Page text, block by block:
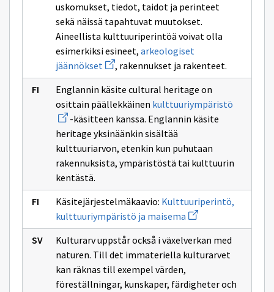
uskomukset, tiedot, taidot ja perinteet
sekä näissä tapahtuvat muutokset.
Aineellista kulttuuriperintöä voivat olla
esimerkiksi esineet, arkeologiset
jäännökset Avaa
uuden
ikkunan
sivulle
arkeologiset
jäännökset
, rakennukset ja rakenteet.
Englannin käsite cultural heritage on
osittain päällekkäinen kulttuuriympäristö
-käsitteen kanssa. Englannin käsite
heritage yksinäänkin sisältää
kulttuuriarvon, etenkin kun puhutaan
rakennuksista, ympäristöstä tai kulttuurin
kentästä.
Käsitejärjestelmäkaavio: Kulttuuriperintö,
kulttuuriympäristö ja maisema Avaa
uuden
ikkunan
sivulle
Kulttuuriperintö,
kulttuuriympäristö
maisema
Kulturarv uppstår också i växelverkan med
naturen. Till det immateriella kulturarvet
kan räknas till exempel värden,
föreställningar, kunskaper, färdigheter och